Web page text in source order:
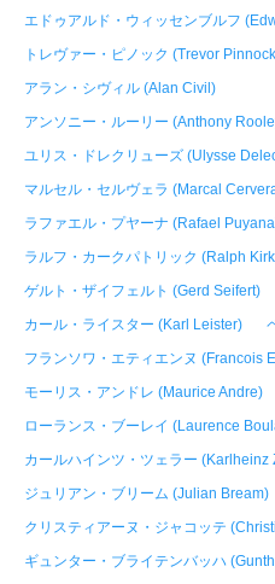
エドゥアルド・ウィッセンブルフ
トレヴァー・ピノック (Trevor
アラン・シヴィル (Alan Civil)
アンソニー・ルーリー (Anthony
ユリス・ドレクリューズ (Ulysse
マルセル・セルヴェラ (Marcal
ラファエル・プヤーナ (Rafael
ラルフ・カークパトリック (Ralph
ゲルト・ザイフェルト (Gerd Seifert)
カール・ライスター (Karl Leister)
フランソワ・エティエンヌ (Francois
モーリス・アンドレ (Maurice Andre)
ローランス・ブーレイ (Laurence
カールハインツ・ツェラー (Karlheinz
ジュリアン・ブリーム (Julian Bream)
クリスティアーヌ・ジャコッテ
ギュンター・ブライテンバッハ